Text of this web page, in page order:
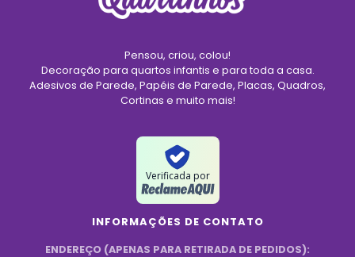
Pensou, criou, colou!
Decoração para quartos infantis e para toda a casa.
Adesivos de Parede, Papéis de Parede, Placas, Quadros,
Cortinas e muito mais!
Verificada por
INFORMAÇÕES DE CONTATO
ENDEREÇO (APENAS PARA RETIRADA DE PEDIDOS):